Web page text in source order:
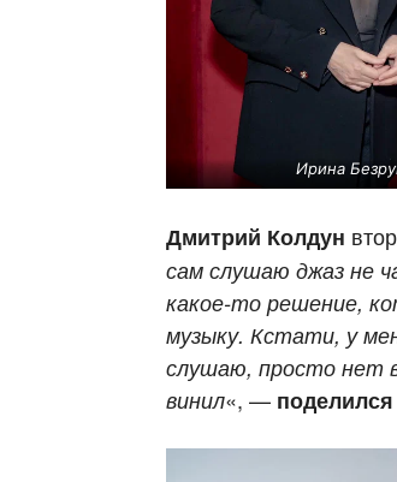
Ирина
Дмитрий Колдун
сам слушаю джаз не
какое-то решение,
музыку. Кстати, у
слушаю, просто нет
винил«, — поделился